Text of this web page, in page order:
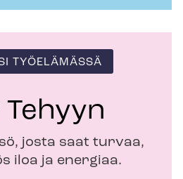
TYÖELÄMÄSSÄ
Tehyyn
josta saat turvaa,
iloa ja energiaa.